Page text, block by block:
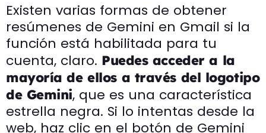
Existen varias formas de obtener
resúmenes de Gemini en Gmail si la
función está habilitada para tu
cuenta, claro. Puedes acceder a la
mayoría de ellos a través del logotipo
de Gemini, que es una característica
estrella negra. Si lo intentas desde la
web, haz clic en el botón de Gemini